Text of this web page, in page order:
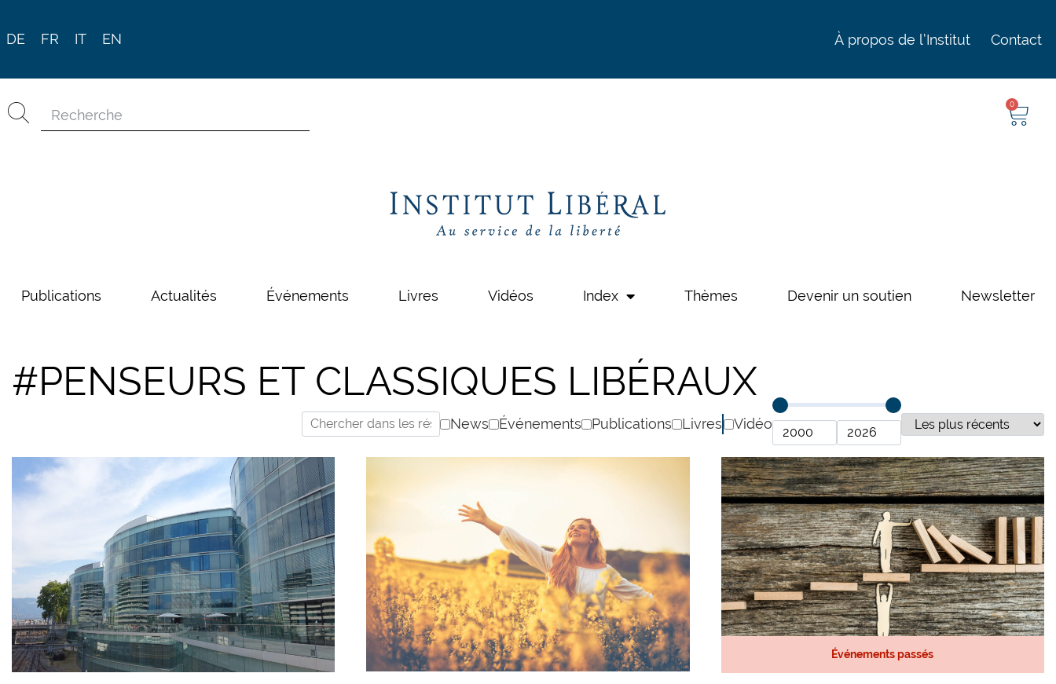
DE FR IT EN À propos de l’Institut Contact
0
Publications Actualités Événements Livres Vidéos Index Thèmes Devenir un soutien Newsletter
#PENSEURS ET CLASSIQUES LIBÉRAUX
News Événements Publications Livres Vidéo
Événements passés